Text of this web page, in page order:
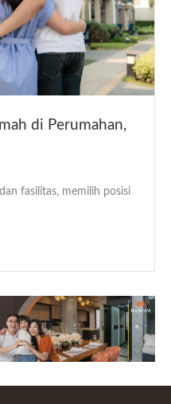
di Perumahan,
fasilitas, memilih posisi